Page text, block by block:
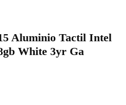
Aluminio Tactil Intel
White 3yr Ga